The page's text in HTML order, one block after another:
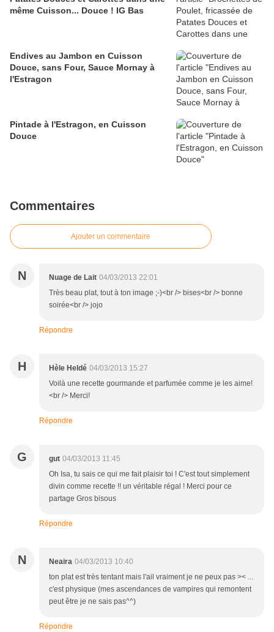
même Cuisson... Douce ! IG Bas
Endives au Jambon en Cuisson
Douce, sans Four, Sauce Mornay à
l'Estragon
Pintade à l'Estragon, en Cuisson
Douce
Commentaires
Ajouter un commentaire
N Nuage de Lait 04/03/2013 22:01
Très beau plat, tout à ton image ;-)<br /> bises<br /> bonne
soirée<br /> jojo
Répondre
H Hèle Heldé 04/03/2013 15:27
Voilà une recette gourmande et parfumée comme je les aime!
<br /> Merci!
Répondre
G gut 04/03/2013 11:45
Oh Isa, tu sais ce qui me fait plaisir toi ! C'est tout simplement
divin comme recette !! un véritable régal ! Merci pour ce
partage Gros bisous
Répondre
N Neaira 04/03/2013 10:40
ton plat est très tentant mais l'ail vraiment je ne peux pas >< ...
c'est physique (mes ascendances de vampires qui remontent
peut être je ne sais pas^^)
Répondre